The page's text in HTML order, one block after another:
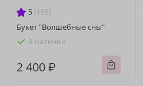
5 (195)
Букет "Волшебные сны"
В наличии
2 400 ₽